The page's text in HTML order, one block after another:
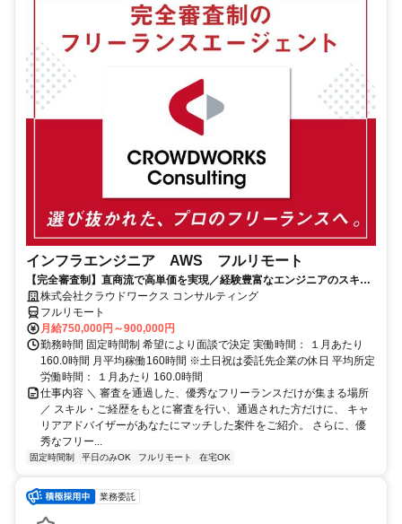
インフラエンジニア AWS フルリモート
【完全審査制】直商流で高単価を実現／経験豊富なエンジニアのスキル
に合致した案件を多数保有
株式会社クラウドワークス コンサルティング
フルリモート
月給750,000円～900,000円
勤務時間 固定時間制 希望により面談で決定 実働時間： １月あたり
160.0時間 月平均稼働160時間 ※土日祝は委託先企業の休日 平均所定
労働時間： １月あたり 160.0時間
仕事内容 ＼ 審査を通過した、優秀なフリーランスだけが集まる場所
／ スキル・ご経歴をもとに審査を行い、通過された方だけに、 キャ
リアアドバイザーがあなたにマッチした案件をご紹介。 さらに、優
秀なフリー...
固定時間制 平日のみOK フルリモート 在宅OK
業務委託